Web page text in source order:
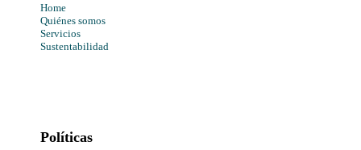
Home
Quiénes somos
Servicios
Sustentabilidad
Políticas